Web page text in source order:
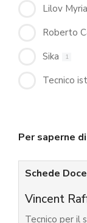
Lilov
Roberto
Sika 1
Tecnico
Per saperne
Schede
Vincent
Tecnico per il